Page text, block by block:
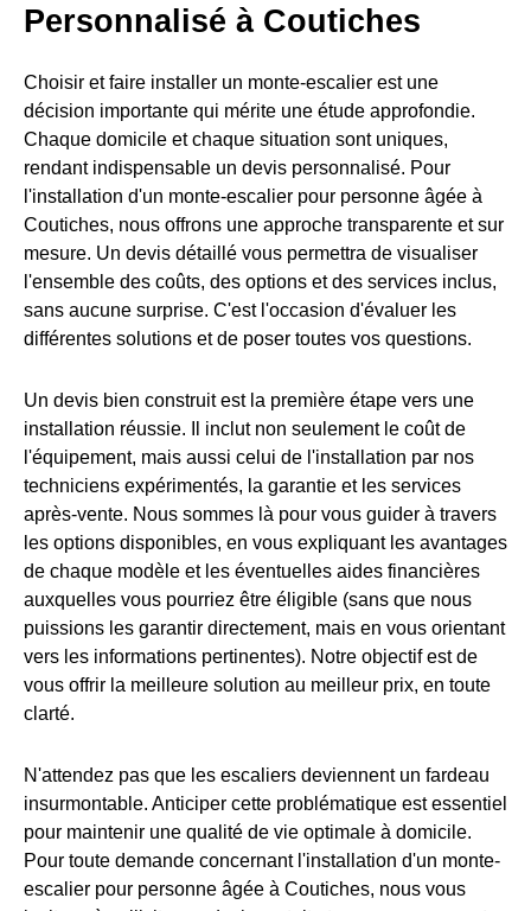
Personnalisé à Coutiches
Choisir et faire installer un monte-escalier est une
décision importante qui mérite une étude approfondie.
Chaque domicile et chaque situation sont uniques,
rendant indispensable un devis personnalisé. Pour
l'installation d'un monte-escalier pour personne âgée à
Coutiches, nous offrons une approche transparente et sur
mesure. Un devis détaillé vous permettra de visualiser
l'ensemble des coûts, des options et des services inclus,
sans aucune surprise. C'est l'occasion d'évaluer les
différentes solutions et de poser toutes vos questions.
Un devis bien construit est la première étape vers une
installation réussie. Il inclut non seulement le coût de
l'équipement, mais aussi celui de l'installation par nos
techniciens expérimentés, la garantie et les services
après-vente. Nous sommes là pour vous guider à travers
les options disponibles, en vous expliquant les avantages
de chaque modèle et les éventuelles aides financières
auxquelles vous pourriez être éligible (sans que nous
puissions les garantir directement, mais en vous orientant
vers les informations pertinentes). Notre objectif est de
vous offrir la meilleure solution au meilleur prix, en toute
clarté.
N'attendez pas que les escaliers deviennent un fardeau
insurmontable. Anticiper cette problématique est essentiel
pour maintenir une qualité de vie optimale à domicile.
Pour toute demande concernant l'installation d'un monte-
escalier pour personne âgée à Coutiches, nous vous